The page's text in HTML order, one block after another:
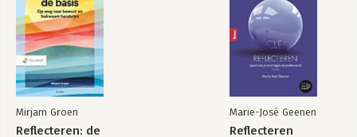
Mirjam Groen
Reflecteren: de
Marie-José Geenen
Reflecteren